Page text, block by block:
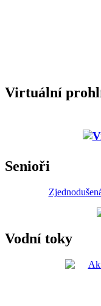
Virtuální
Senioři
Vodní toky